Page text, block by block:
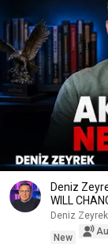
Deniz
WILL
Deniz Zeyrek
New